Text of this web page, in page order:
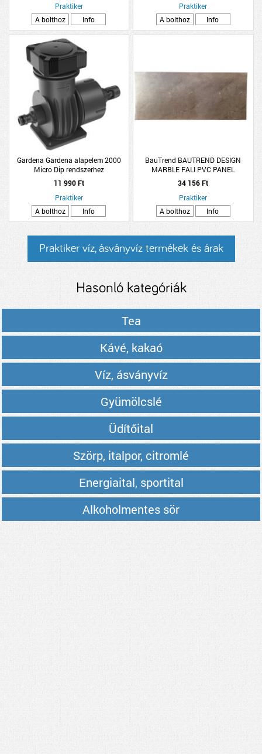
Praktiker
A bolthoz
Info
Praktiker
A bolthoz
Info
Gardena Gardena alapelem 2000
Micro Dip rendszerhez
11 990 Ft
Praktiker
A bolthoz
Info
BauTrend BAUTREND DESIGN
MARBLE FALI PVC PANEL
1,22X2,8M, HESPO, STRUKTÚRÁLT
FELÜLETŰ
34 156 Ft
Praktiker
A bolthoz
Info
Praktiker víz, ásványvíz termékek és árak
Hasonló kategóriák
Tea
Kávé, kakaó
Víz, ásványvíz
Gyümölcslé
Üdítőital
Szörp, italpor, citromlé
Energiaital, sportital
Alkoholmentes sör